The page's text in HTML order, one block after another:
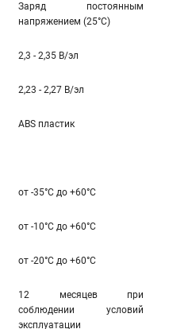
Заряд постоянным
напряжением (25°С)
2,3 - 2,35 В/эл
2,23 - 2,27 В/эл
ABS пластик
от -35°C до +60°C
от -10°C до +60°C
от -20°C до +60°C
12 месяцев при
соблюдении условий
эксплуатации